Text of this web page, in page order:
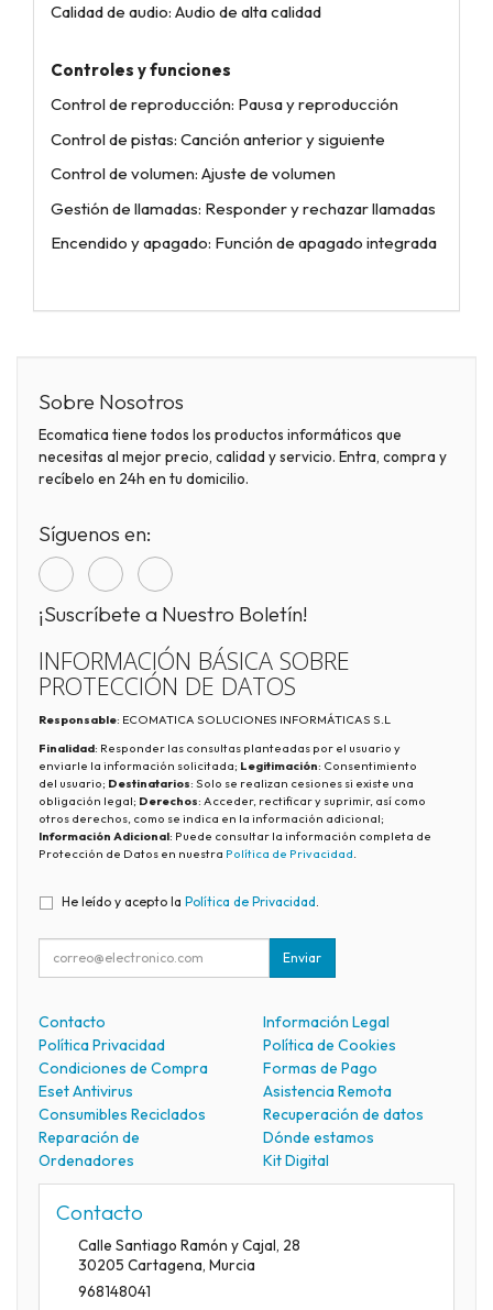
Calidad de audio: Audio de alta calidad
Controles y funciones
Control de reproducción: Pausa y reproducción
Control de pistas: Canción anterior y siguiente
Control de volumen: Ajuste de volumen
Gestión de llamadas: Responder y rechazar llamadas
Encendido y apagado: Función de apagado integrada
Sobre Nosotros
Ecomatica tiene todos los productos informáticos que
necesitas al mejor precio, calidad y servicio. Entra, compra y
recíbelo en 24h en tu domicilio.
Síguenos en:
¡Suscríbete a Nuestro Boletín!
INFORMACIÓN BÁSICA SOBRE
PROTECCIÓN DE DATOS
Responsable: ECOMATICA SOLUCIONES INFORMÁTICAS S.L
Finalidad: Responder las consultas planteadas por el usuario y
enviarle la información solicitada; Legitimación: Consentimiento
del usuario; Destinatarios: Solo se realizan cesiones si existe una
obligación legal; Derechos: Acceder, rectificar y suprimir, así como
otros derechos, como se indica en la información adicional;
Información Adicional: Puede consultar la información completa de
Protección de Datos en nuestra Política de Privacidad.
He leído y acepto la Política de Privacidad
Enviar
Contacto
Información Legal
Política Privacidad
Política de Cookies
Condiciones de Compra
Formas de Pago
Eset Antivirus
Asistencia Remota
Consumibles Reciclados
Recuperación de datos
Reparación de
Ordenadores
Dónde estamos
Kit Digital
Contacto
Calle Santiago Ramón y Cajal, 28
30205 Cartagena, Murcia
968148041